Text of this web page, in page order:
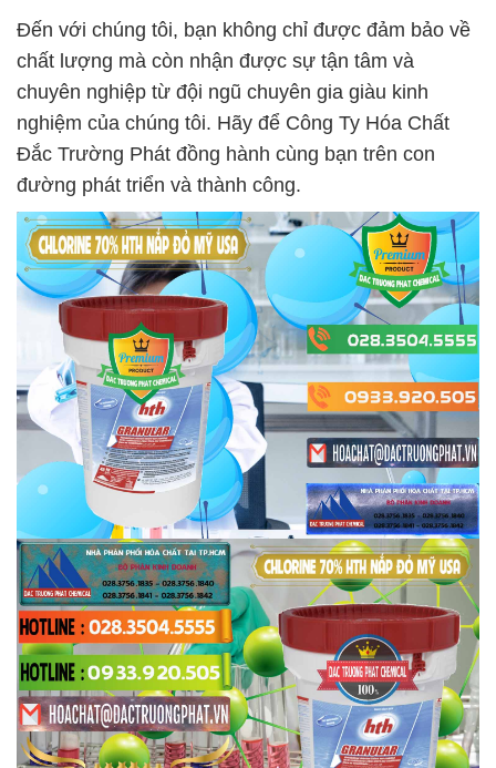
Đến với chúng tôi, bạn không chỉ được đảm bảo về
chất lượng mà còn nhận được sự tận tâm và
chuyên nghiệp từ đội ngũ chuyên gia giàu kinh
nghiệm của chúng tôi. Hãy để Công Ty Hóa Chất
Đắc Trường Phát đồng hành cùng bạn trên con
đường phát triển và thành công.